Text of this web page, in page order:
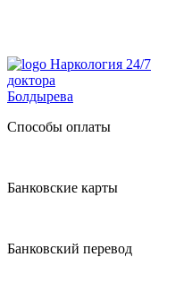
Наркология 24/7
доктора
Болдырева
Способы оплаты
Банковские карты
Банковский перевод